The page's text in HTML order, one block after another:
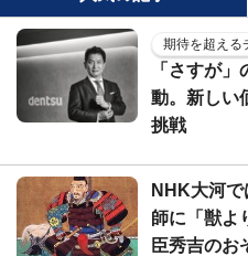
期待を超える
「さすが
動。新しい
挑戦
NHK大河
師に「獣よ
臣秀吉のお